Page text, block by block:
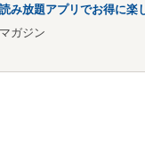
み放題アプリでお得に楽
ガジン